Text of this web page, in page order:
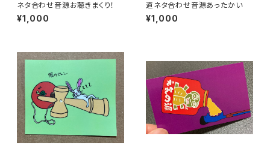
ネタ合わせ音源お聴きまくり！
¥1,000
道ネタ合わせ音源あったかい
¥1,000